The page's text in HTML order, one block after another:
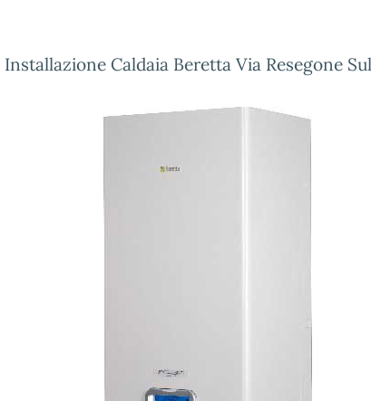
Installazione Caldaia Beretta Via Resegone